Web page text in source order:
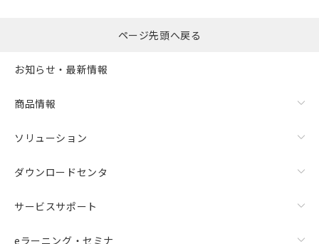
ページ先頭へ戻る
お知らせ・最新情報
商品情報
ソリューション
ダウンロードセンタ
サービスサポート
eラーニング・セミナ